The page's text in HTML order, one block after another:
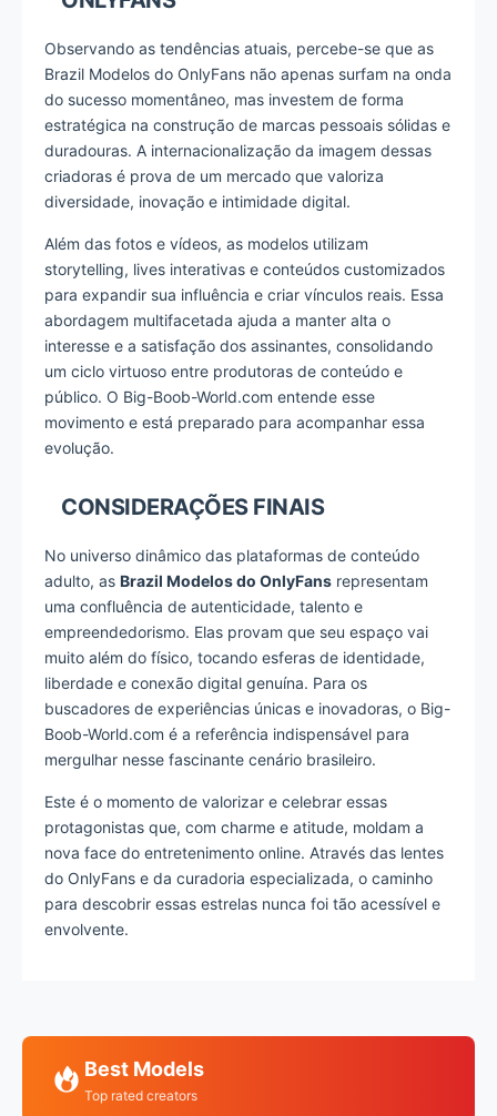
Observando as tendências atuais, percebe-se que as
Brazil Modelos do OnlyFans não apenas surfam na onda
do sucesso momentâneo, mas investem de forma
estratégica na construção de marcas pessoais sólidas e
duradouras. A internacionalização da imagem dessas
criadoras é prova de um mercado que valoriza
diversidade, inovação e intimidade digital.
Além das fotos e vídeos, as modelos utilizam
storytelling, lives interativas e conteúdos customizados
para expandir sua influência e criar vínculos reais. Essa
abordagem multifacetada ajuda a manter alta o
interesse e a satisfação dos assinantes, consolidando
um ciclo virtuoso entre produtoras de conteúdo e
público. O Big-Boob-World.com entende esse
movimento e está preparado para acompanhar essa
evolução.
CONSIDERAÇÕES FINAIS
No universo dinâmico das plataformas de conteúdo
adulto, as Brazil Modelos do OnlyFans representam
uma confluência de autenticidade, talento e
empreendedorismo. Elas provam que seu espaço vai
muito além do físico, tocando esferas de identidade,
liberdade e conexão digital genuína. Para os
buscadores de experiências únicas e inovadoras, o Big-
Boob-World.com é a referência indispensável para
mergulhar nesse fascinante cenário brasileiro.
Este é o momento de valorizar e celebrar essas
protagonistas que, com charme e atitude, moldam a
nova face do entretenimento online. Através das lentes
do OnlyFans e da curadoria especializada, o caminho
para descobrir essas estrelas nunca foi tão acessível e
envolvente.
Best Models
Top rated creators